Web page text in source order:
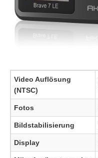
Video Auflösung
(NTSC)
Fotos
Bildstabilisierung
Display